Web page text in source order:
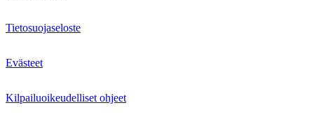
Tietosuojaseloste
Evästeet
Kilpailuoikeudelliset ohjeet